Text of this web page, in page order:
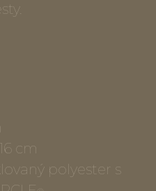
cm
polyester s